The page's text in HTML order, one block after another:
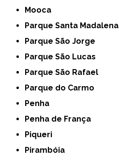
Mooca
Parque Santa Madalena
Parque São Jorge
Parque São Lucas
Parque São Rafael
Parque do Carmo
Penha
Penha de França
Piqueri
Pirambóia